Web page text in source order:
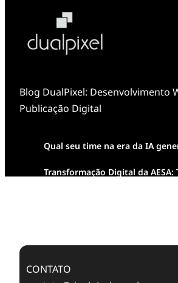
Blog DualPixel: Desenvolvimento
Publicação Digital
Qual seu time na era da IA
Transformação Digital da AESA:
CONTATO